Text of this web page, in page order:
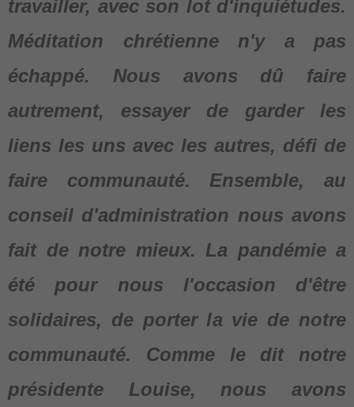
travailler, avec son lot d'inquiétudes.
Méditation chrétienne n'y a pas
échappé. Nous avons dû faire
autrement, essayer de garder les
liens les uns avec les autres, défi de
faire communauté. Ensemble, au
conseil d'administration nous avons
fait de notre mieux. La pandémie a
été pour nous l'occasion d'être
solidaires, de porter la vie de notre
communauté. Comme le dit notre
présidente Louise, nous avons